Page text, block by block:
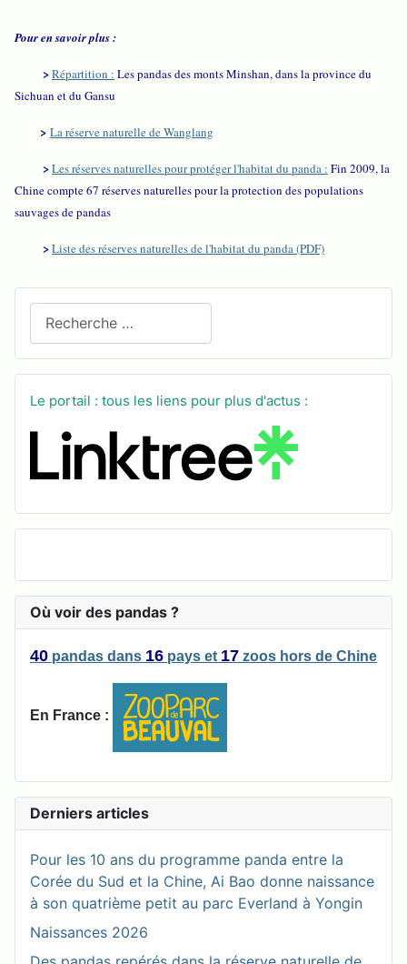
Le portail : tous les liens pour plus d'actus :
Où voir des pandas ?
40 pandas dans 16 pays et 17 zoos hors de Chine
En France :
Derniers articles
Pour les 10 ans du programme panda entre la
Corée du Sud et la Chine, Ai Bao donne naissance
à son quatrième petit au parc Everland à Yongin
Naissances 2026
Pour en savoir plus :
>Répartition : Les pandas des monts Minshan, dans la province du
Sichuan et du Gansu
> La réserve naturelle de Wanglang
>Les réserves naturelles pour protéger l'habitat du panda : Fin 2009, la
Chine compte 67 réserves naturelles pour la protection des populations
sauvages de pandas
>Liste des réserves naturelles de l'habitat du panda (PDF)